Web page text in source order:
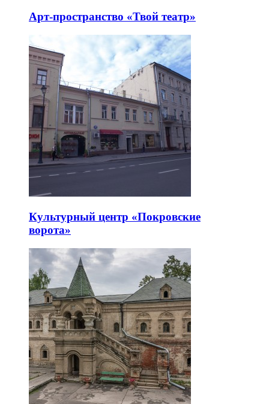
Арт-пространство «Твой театр»
Культурный центр «Покровские
ворота»